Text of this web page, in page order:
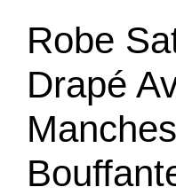
Robe
Drapé